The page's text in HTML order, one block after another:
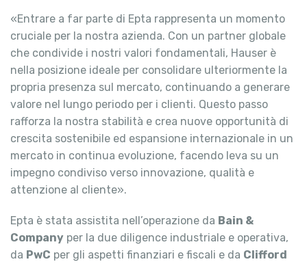
«Entrare a far parte di Epta rappresenta un momento
cruciale per la nostra azienda. Con un partner globale
che condivide i nostri valori fondamentali, Hauser è
nella posizione ideale per consolidare ulteriormente la
propria presenza sul mercato, continuando a generare
valore nel lungo periodo per i clienti. Questo passo
rafforza la nostra stabilità e crea nuove opportunità di
crescita sostenibile ed espansione internazionale in un
mercato in continua evoluzione, facendo leva su un
impegno condiviso verso innovazione, qualità e
attenzione al cliente».
Epta è stata assistita nell’operazione da Bain &
Company per la due diligence industriale e operativa,
da PwC per gli aspetti finanziari e fiscali e da Clifford